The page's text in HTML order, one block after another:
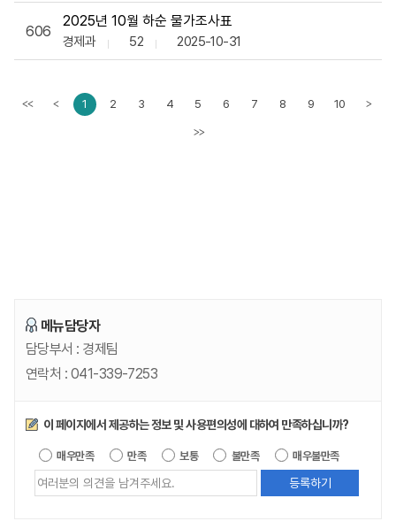
606
2025년 10월 하순 물가조사표
경제과 52 2025-10-31
<< < 1 2 3 4 5 6 7 8 9 10 >
>>
메뉴담당자
담당부서 : 경제팀
연락처 : 041-339-7253
만족도조사
이 페이지에서 제공하는 정보 및 사용편의성에 대하여 만족하십니까?
매우만족 만족 보통 불만족 매우불만족